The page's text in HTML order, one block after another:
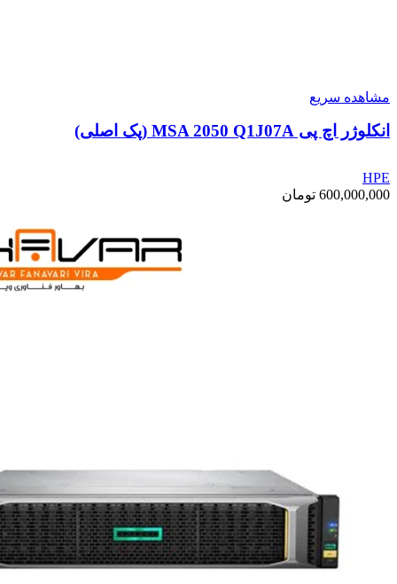
مشاهده سریع
انکلوژر اچ پی MSA 2050 Q1J07A (پک اصلی)
HPE
600,000,000 تومان